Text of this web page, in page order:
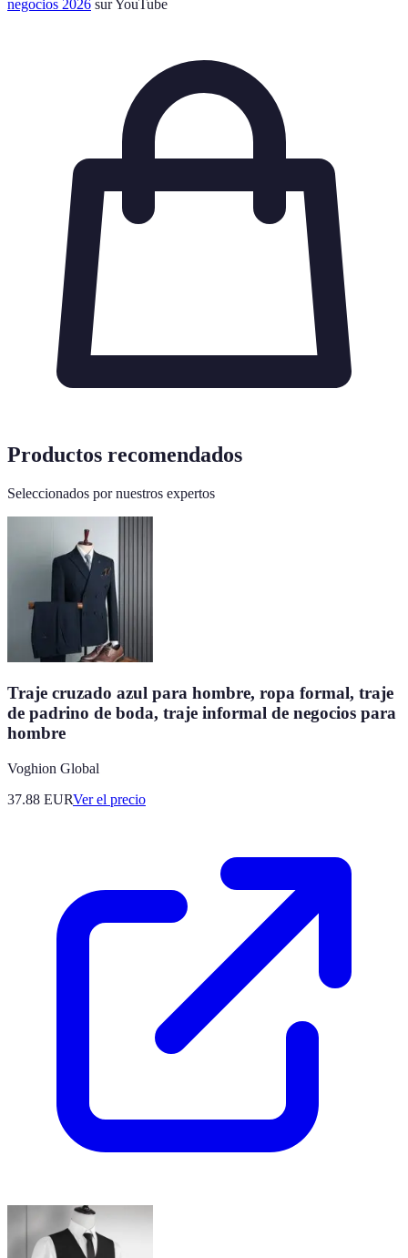
negocios 2026 sur YouTube
Productos recomendados
Seleccionados por nuestros expertos
Traje cruzado azul para hombre, ropa formal, traje
de padrino de boda, traje informal de negocios para
hombre
Voghion Global
37.88 EURVer el precio